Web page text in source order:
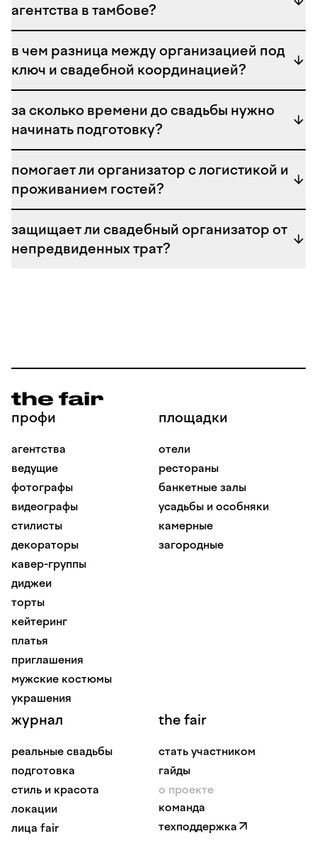
в каталоге портала the fair представлены
проверенные команды, способные реализовать
проект любой сложности — от камерного семейного
ужина до пышного торжества. мы рекомендуем
изучать портфолио реализованных проектов,
сравнивать стартовые цены и читать отзывы пар,
чтобы найти «своих» специалистов.
профессиональное агентство соберет для вас
команду мечты, работающую как единый механизм.
свадебных
для памятных кадров, найдет
креативныхсвадебных декораторов
оформления зала и подскажет харизматичных
ведущих на свадьбу.
агентства в тамбове?
в чем разница между организацией под
ключ и свадебной координацией?
за сколько времени до свадьбы нужно
начинать подготовку?
помогает ли организатор с логистикой и
проживанием гостей?
защищает ли свадебный организатор от
непредвиденных трат?
профи
агентства
ведущие
фотографы
видеографы
стилисты
декораторы
кавер-группы
диджеи
торты
кейтеринг
платья
приглашения
мужские костюмы
украшения
площадки
отели
рестораны
банкетные залы
усадьбы и особняки
камерные
загородные
журнал
реальные свадьбы
подготовка
стиль и красота
локации
лица fair
the fair
стать участником
гайды
о проекте
команда
техподдержка